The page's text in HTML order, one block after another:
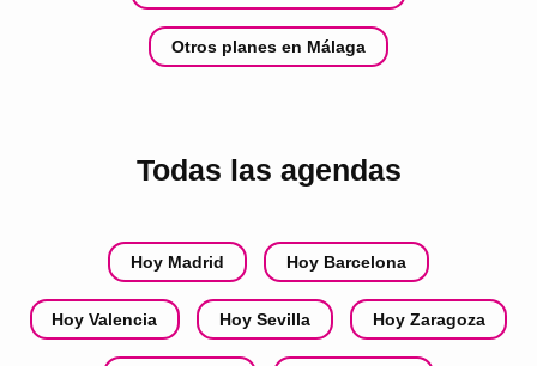
Otros planes en Málaga
Todas las agendas
Hoy Madrid Hoy Barcelona
Hoy Valencia Hoy Sevilla Hoy Zaragoza